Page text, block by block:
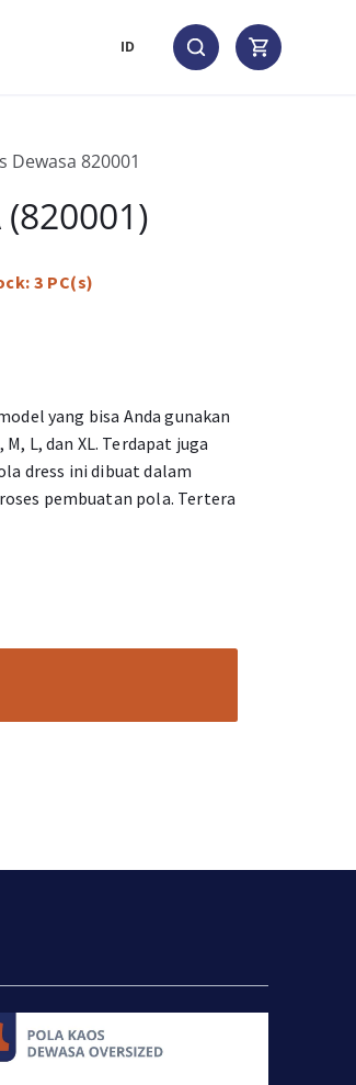
ID
Dewasa 820001
(820001)
3 PC(s)
yang bisa Anda gunakan
L, dan XL. Terdapat juga
dress ini dibuat dalam
pembuatan pola. Tertera